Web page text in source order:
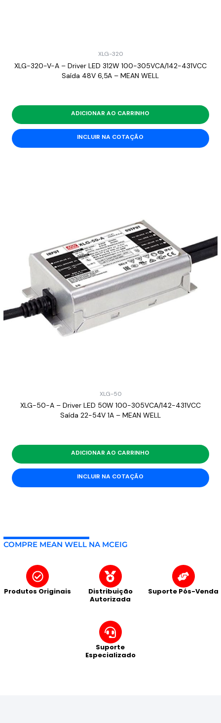
XLG-320
XLG-320-V-A – Driver LED 312W 100-305VCA/142-431VCC
Saída 48V 6,5A – MEAN WELL
ADICIONAR AO CARRINHO
INCLUIR NA COTAÇÃO
XLG-50
XLG-50-A – Driver LED 50W 100-305VCA/142-431VCC
Saída 22-54V 1A – MEAN WELL
ADICIONAR AO CARRINHO
INCLUIR NA COTAÇÃO
COMPRE MEAN WELL NA MCEIG
Produtos Originais
Distribuição
Autorizada
Suporte Pós-Venda
Suporte
Especializado